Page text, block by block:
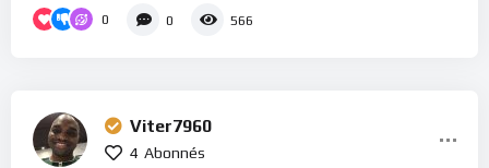
0 0 566
Viter7960
4 Abonnés